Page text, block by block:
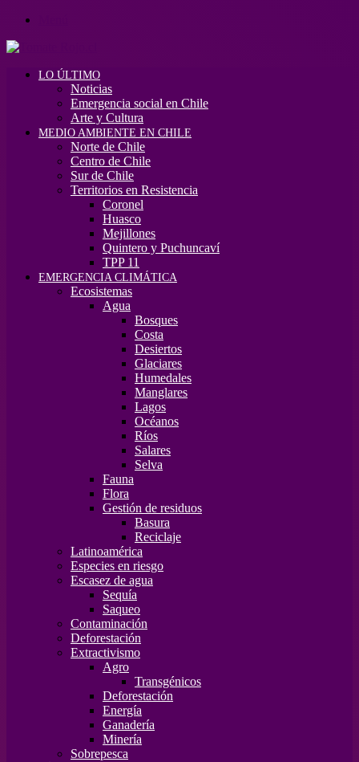
LO ÚLTIMO
Noticias
Emergencia social en Chile
Arte y Cultura
MEDIO AMBIENTE EN CHILE
Norte de Chile
Centro de Chile
Sur de Chile
Territorios en Resistencia
Coronel
Huasco
Mejillones
Quintero y Puchuncaví
TPP 11
EMERGENCIA CLIMÁTICA
Ecosistemas
Agua
Bosques
Costa
Desiertos
Glaciares
Humedales
Manglares
Lagos
Océanos
Ríos
Salares
Selva
Fauna
Flora
Gestión de residuos
Basura
Reciclaje
Latinoamérica
Especies en riesgo
Escasez de agua
Sequía
Saqueo
Contaminación
Deforestación
Extractivismo
Agro
Transgénicos
Deforestación
Energía
Ganadería
Minería
Sobrepesca